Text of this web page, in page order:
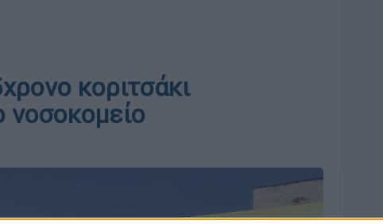
κοριτσάκι